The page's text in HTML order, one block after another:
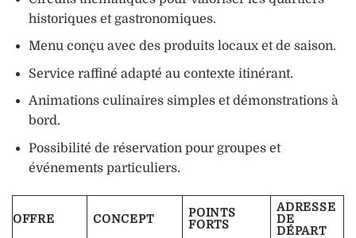
historiques et gastronomiques.
Menu conçu avec des produits locaux et de saison.
Service raffiné adapté au contexte itinérant.
Animations culinaires simples et démonstrations à
bord.
Possibilité de réservation pour groupes et
événements particuliers.
OFFRE CONCEPT
POINTS
FORTS
ADRESSE
DE
DÉPART